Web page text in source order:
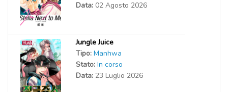
Data: 02 Agosto 2026
Jungle Juice
Tipo: Manhwa
Stato: In corso
Data: 23 Luglio 2026